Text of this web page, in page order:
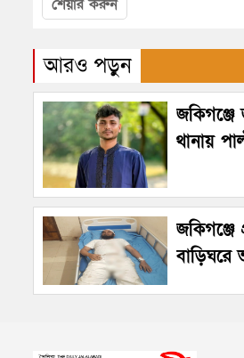
শেয়ার করুন
আরও পড়ুন
জকিগঞ্জে
থানায়
জকিগঞ্জে
বাড়িঘরে